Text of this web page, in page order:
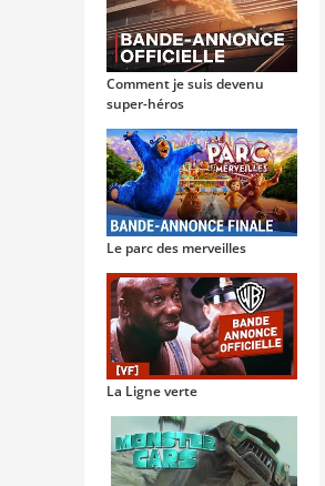
Comment je suis devenu
super-héros
Le parc des merveilles
La Ligne verte